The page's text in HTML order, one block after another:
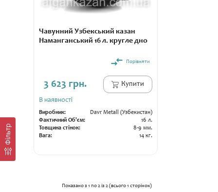
Фільтр
Чавунний Узбекський казан
Наманганський 16 л. кругле дно
Порівняти
3 623 грн. Купити
В наявності
Виробник:
Davr Metall (Узбекистан)
Фактичний Об'єм:
16 л.
Товщина стінок:
8-9 мм.
Вага:
14 кг.
Показано з 1 по 2 із 2 (всього 1 сторінок)